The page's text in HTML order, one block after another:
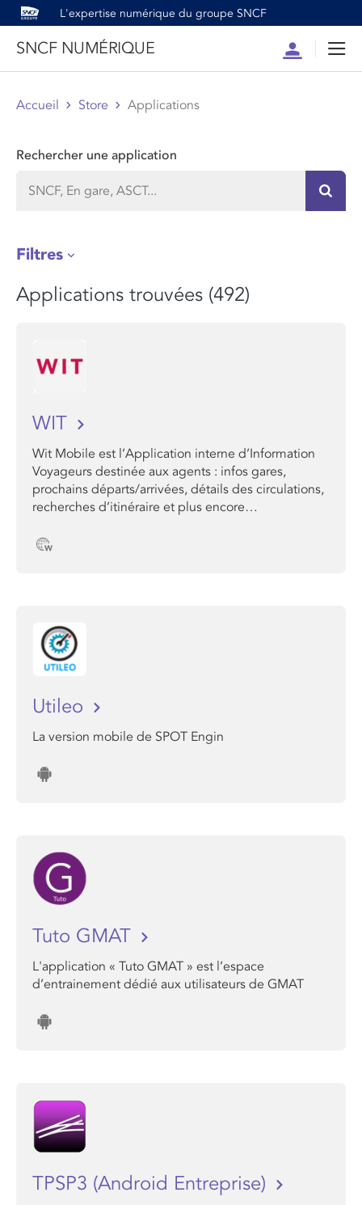
L'expertise numérique du groupe SNCF
SNCF NUMÉRIQUE
Compte
Accueil Store Applications
Rechercher une application
Filtres
Applications trouvées (492)
WIT
Wit Mobile est l’Application interne d’Information
Voyageurs destinée aux agents : infos gares,
prochains départs/arrivées, détails des circulations,
recherches d’itinéraire et plus encore…
Utileo
La version mobile de SPOT Engin
Tuto GMAT
L'application « Tuto GMAT » est l’espace
d’entrainement dédié aux utilisateurs de GMAT
TPSP3 (Android Entreprise)